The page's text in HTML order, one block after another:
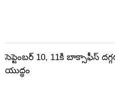
సెప్టెంబర్‌ 10, 11కి బాక్సాఫీస్
యుద్ధం